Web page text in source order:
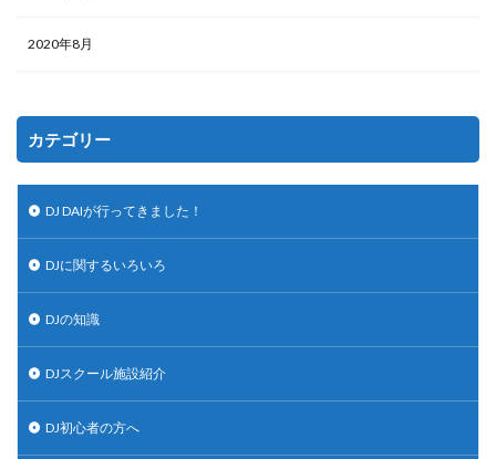
2020年8月
カテゴリー
DJ DAIが行ってきました！
DJに関するいろいろ
DJの知識
DJスクール施設紹介
DJ初心者の方へ